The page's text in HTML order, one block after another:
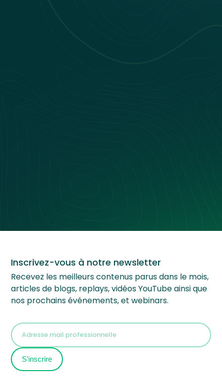
Inscrivez-vous à notre newsletter
Recevez les meilleurs contenus parus dans le mois,
articles de blogs, replays, vidéos YouTube ainsi que
nos prochains événements, et webinars.